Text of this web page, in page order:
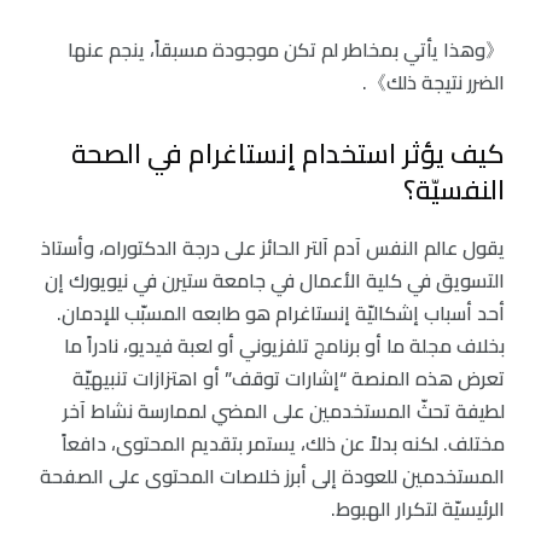
《وهذا يأتي بمخاطر لم تكن موجودة مسبقاً، ينجم عنها
الضرر نتيجة ذلك》.
كيف يؤثر استخدام إنستاغرام في الصحة
النفسيّة؟
يقول عالم النفس آدم آلتر الحائز على درجة الدكتوراه، وأستاذ
التسويق في كلية الأعمال في جامعة ستيرن في نيويورك إن
أحد أسباب إشكاليّة إنستاغرام هو طابعه المسبّب للإدمان.
بخلاف مجلة ما أو برنامج تلفزيوني أو لعبة فيديو، نادراً ما
تعرض هذه المنصة “إشارات توقف” أو اهتزازات تنبيهيّة
لطيفة تحثّ المستخدمين على المضي لممارسة نشاط آخر
مختلف. لكنه بدلاً عن ذلك، يستمر بتقديم المحتوى، دافعاً
المستخدمين للعودة إلى أبرز خلاصات المحتوى على الصفحة
الرئيسيّة لتكرار الهبوط.